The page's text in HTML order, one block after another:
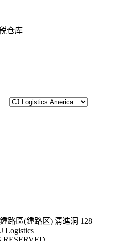
仓库
路區(鍾路区) 淸進洞 128
Logistics